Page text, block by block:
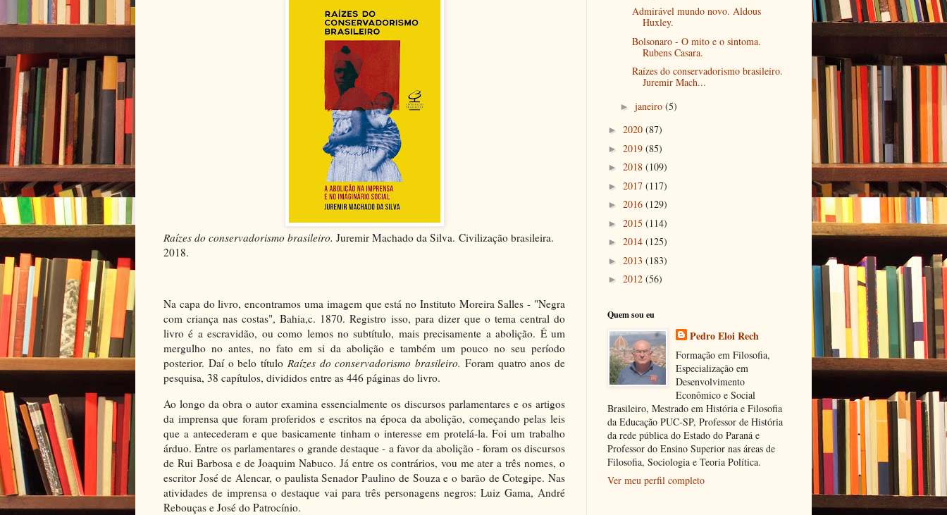
Raízes do conservadorismo brasileiro. Juremir Machado da Silva. Civilização brasileira.
2018.
Na capa do livro, encontramos uma imagem que está no Instituto Moreira Salles - "Negra
com criança nas costas", Bahia,c. 1870. Registro isso, para dizer que o tema central do
livro é a escravidão, ou como lemos no subtítulo, mais precisamente a abolição. É um
mergulho no antes, no fato em si da abolição e também um pouco no seu período
posterior. Daí o belo título Raízes do conservadorismo brasileiro. Foram quatro anos de
pesquisa, 38 capítulos, divididos entre as 446 páginas do livro.
Ao longo da obra o autor examina essencialmente os discursos parlamentares e os artigos
da imprensa que foram proferidos e escritos na época da abolição, começando pelas leis
que a antecederam e que basicamente tinham o interesse em protelá-la. Foi um trabalho
árduo. Entre os parlamentares o grande destaque - a favor da abolição - foram os discursos
de Rui Barbosa e de Joaquim Nabuco. Já entre os contrários, vou me ater a três nomes, o
escritor José de Alencar, o paulista Senador Paulino de Souza e o barão de Cotegipe. Nas
atividades de imprensa o destaque vai para três personagens negros: Luiz Gama, André
Rebouças e José do Patrocínio.
Admirável mundo novo. Aldous
Huxley.
Bolsonaro - O mito e o sintoma.
Rubens Casara.
Raízes do conservadorismo brasileiro.
Juremir Mach...
► janeiro (5)
► 2020 (87)
► 2019 (85)
► 2018 (109)
► 2017 (117)
► 2016 (129)
► 2015 (114)
► 2014 (125)
► 2013 (183)
► 2012 (56)
Quem sou eu
Pedro Eloi Rech
Formação em Filosofia,
Especialização em
Desenvolvimento
Econômico e Social
Brasileiro, Mestrado em História e Filosofia
da Educação PUC-SP, Professor de História
da rede pública do Estado do Paraná e
Professor do Ensino Superior nas áreas de
Filosofia, Sociologia e Teoria Política.
Ver meu perfil completo